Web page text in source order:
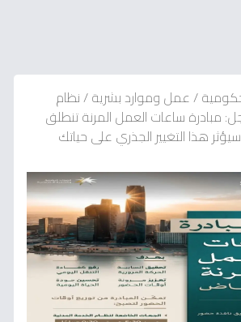
/عمل وموارد بشرية/نظام
مبادرة ساعات العمل المرنة تنطلق
هذا التغيير الجذري على حياتك